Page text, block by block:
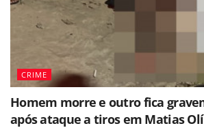
CRIME
Homem morre e outro fica
após ataque a tiros em Matias